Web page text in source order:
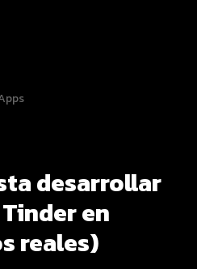
desarrollar
en
reales)